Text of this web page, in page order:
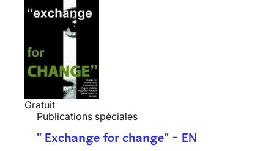
Gratuit
Publications spéciales
" Exchange for change" - EN